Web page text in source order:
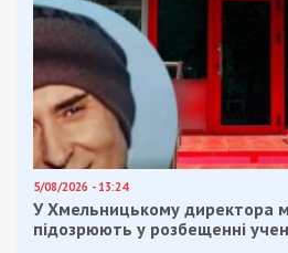
5/08/2026 - 13:24
У Хмельницькому директора
підозрюють у розбещенні